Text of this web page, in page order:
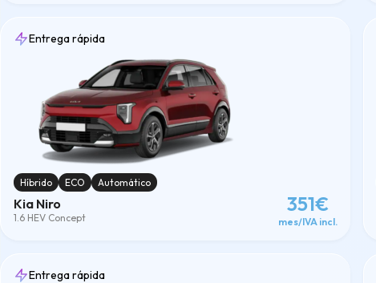
Entrega rápida
Híbrido ECO Automático
Kia Niro
1.6 HEV Concept
351€
mes/IVA incl.
Entrega rápida